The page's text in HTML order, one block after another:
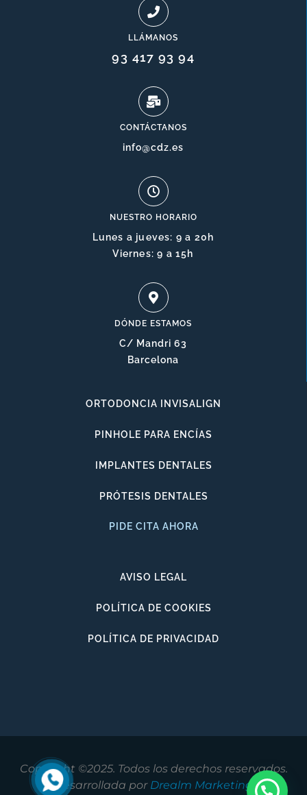
LLÁMANOS
93 417 93 94
CONTÁCTANOS
info@cdz.es
NUESTRO HORARIO
Lunes a jueves: 9 a 20h
Viernes: 9 a 15h
DÓNDE ESTAMOS
C/ Mandri 63
Barcelona
ORTODONCIA INVISALIGN
PINHOLE PARA ENCÍAS
IMPLANTES DENTALES
PRÓTESIS DENTALES
PIDE CITA AHORA
AVISO LEGAL
POLÍTICA DE COOKIES
POLÍTICA DE PRIVACIDAD
Copyright ©2025. Todos los derechos reservados.
Desarrollada por Drealm Marketing